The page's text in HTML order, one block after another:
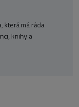
která má ráda
knihy a